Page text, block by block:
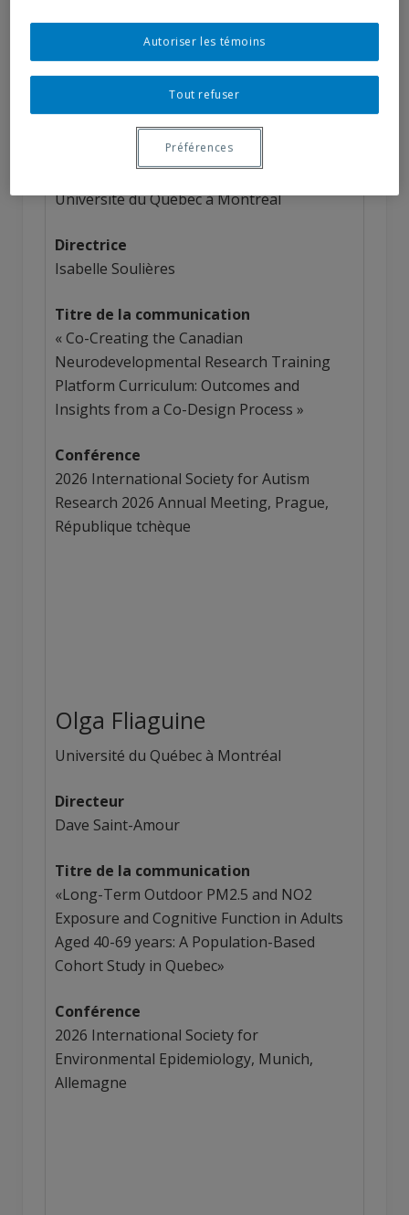
Récipiendaires
2025-2026
Noémie Cusson
Université du Québec à Montréal
Directrice
Isabelle Soulières
Titre de la communication
« Co-Creating the Canadian
Neurodevelopmental Research Training
Platform Curriculum: Outcomes and
Insights from a Co-Design Process »
Conférence
2026 International Society for Autism
Research 2026 Annual Meeting, Prague,
République tchèque
Olga Fliaguine
Université du Québec à Montréal
Directeur
Dave Saint-Amour
Titre de la communication
«Long-Term Outdoor PM2.5 and NO2
Exposure and Cognitive Function in Adults
Aged 40-69 years: A Population-Based
Cohort Study in Quebec»
Conférence
2026 International Society for
Environmental Epidemiology, Munich,
Allemagne
Tout refuser
Autoriser les témoins
Préférences